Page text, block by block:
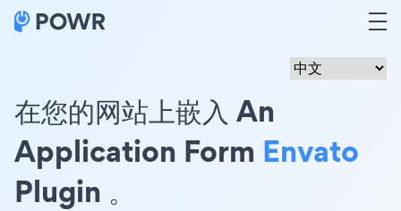
在您的网站上嵌入 An
Application Form Envato
Plugin 。